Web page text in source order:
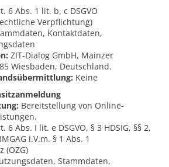
6 Abs. 1 lit. b, c DSGVO
Verpflichtung)
Kontaktdaten,
ZIT-Dialog GmbH, Mainzer
Wiesbaden, Deutschland.
Keine
Bereitstellung von Online-
6 Abs. I lit. e DSGVO, § 3 HDSIG, §§ 2,
i.V.m. § 1 Abs. 1
(OZG)
Stammdaten,